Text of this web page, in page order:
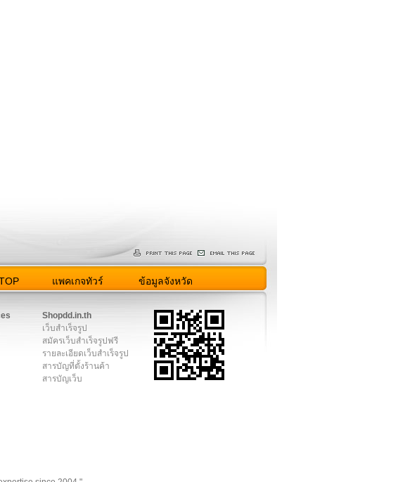
แพคเกจทัวร์ ข้อมูลจังหวัด
Shopdd.in.th
เว็บสำเร็จรูป
สมัครเว็บสำเร็จรูปฟรี
รายละเอียดเว็บสำเร็จรูป
สารบัญที่ตั้งร้านค้า
สารบัญเว็บ